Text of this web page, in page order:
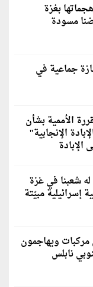
بغزة
مسودة
جماعية في
الأممية بشأن
الإنجابية"
شعبنا في غزة
إسرائيلية مبيّتة
ويهاجمون
نابلس